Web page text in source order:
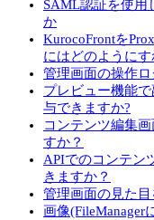
SAML認証を使用
か
KurocoFrontを
にはどのように
管理画面の操作
プレビュー機能
与できますか?
コンテンツ編集
すか？
APIでのコンテン
きますか？
管理画面の見た
画像(FileManager